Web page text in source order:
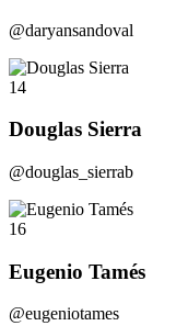
@daryansandoval
14
Douglas Sierra
@douglas_sierrab
16
Eugenio Tamés
@eugeniotames